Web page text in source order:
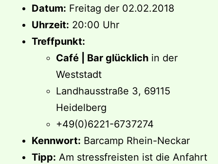
Datum: Freitag der 02.02.2018
Uhrzeit: 20:00 Uhr
Treffpunkt:
Café | Bar glücklich in der
Weststadt
Landhausstraße 3, 69115
Heidelberg
+49(0)6221-6737274
Kennwort: Barcamp Rhein-Neckar
Tipp: Am stressfreisten ist die Anfahrt